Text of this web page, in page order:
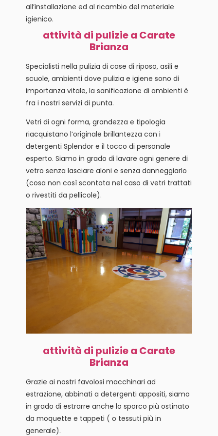
all’installazione ed al ricambio del materiale
igienico.
attività di pulizie a Carate
Brianza
Specialisti nella pulizia di case di riposo, asili e
scuole, ambienti dove pulizia e igiene sono di
importanza vitale, la sanificazione di ambienti è
fra i nostri servizi di punta.
Vetri di ogni forma, grandezza e tipologia
riacquistano l’originale brillantezza con i
detergenti Splendor e il tocco di personale
esperto. Siamo in grado di lavare ogni genere di
vetro senza lasciare aloni e senza danneggiarlo
(cosa non così scontata nel caso di vetri trattati
o rivestiti da pellicole).
attività di pulizie a Carate
Brianza
Grazie ai nostri favolosi macchinari ad
estrazione, abbinati a detergenti appositi, siamo
in grado di estrarre anche lo sporco più ostinato
da moquette e tappeti ( o tessuti più in
generale).